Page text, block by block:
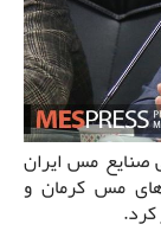
صنایع مس ایران
تیم فوتبال زیر 15ساله‌های مس کرمان و